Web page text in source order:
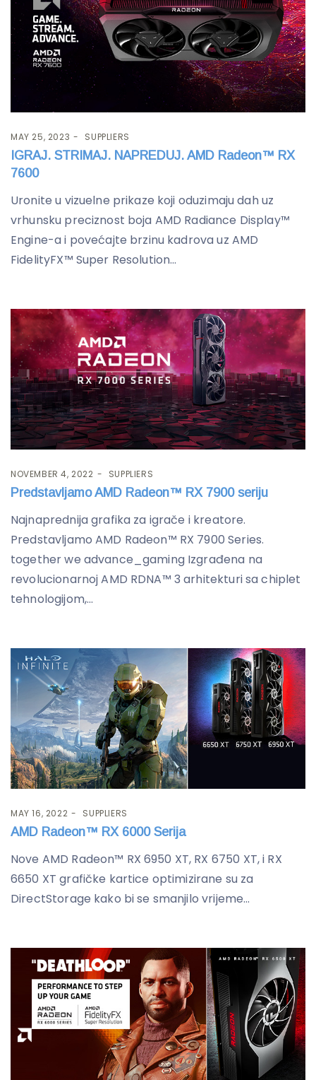
MAY 25, 2023 SUPPLIERS
IGRAJ. STRIMAJ. NAPREDUJ. AMD Radeon™ RX
7600
Uronite u vizuelne prikaze koji oduzimaju dah uz
vrhunsku preciznost boja AMD Radiance Display™
Engine-a i povećajte brzinu kadrova uz AMD
FidelityFX™ Super Resolution...
NOVEMBER 4, 2022 SUPPLIERS
Predstavljamo AMD Radeon™ RX 7900 seriju
Najnaprednija grafika za igrače i kreatore.
Predstavljamo AMD Radeon™ RX 7900 Series.
together we advance_gaming Izgrađena na
revolucionarnoj AMD RDNA™ 3 arhitekturi sa chiplet
tehnologijom,...
MAY 16, 2022 SUPPLIERS
AMD Radeon™ RX 6000 Serija
Nove AMD Radeon™ RX 6950 XT, RX 6750 XT, i RX
6650 XT grafičke kartice optimizirane su za
DirectStorage kako bi se smanjilo vrijeme...